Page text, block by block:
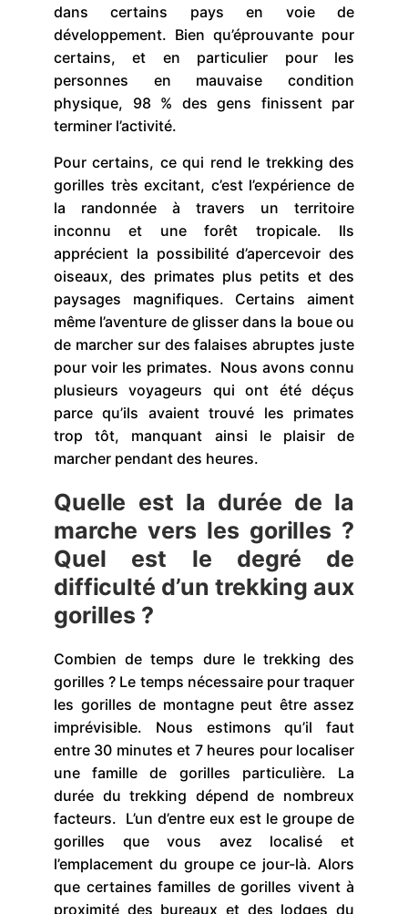
dans certains pays en voie de
développement. Bien qu’éprouvante pour
certains, et en particulier pour les
personnes en mauvaise condition
physique, 98 % des gens finissent par
terminer l’activité.
Pour certains, ce qui rend le trekking des
gorilles très excitant, c’est l’expérience de
la randonnée à travers un territoire
inconnu et une forêt tropicale. Ils
apprécient la possibilité d’apercevoir des
oiseaux, des primates plus petits et des
paysages magnifiques. Certains aiment
même l’aventure de glisser dans la boue ou
de marcher sur des falaises abruptes juste
pour voir les primates. Nous avons connu
plusieurs voyageurs qui ont été déçus
parce qu’ils avaient trouvé les primates
trop tôt, manquant ainsi le plaisir de
marcher pendant des heures.
Quelle est la durée de la
marche vers les gorilles ?
Quel est le degré de
difficulté d’un trekking aux
gorilles ?
Combien de temps dure le trekking des
gorilles ? Le temps nécessaire pour traquer
les gorilles de montagne peut être assez
imprévisible. Nous estimons qu’il faut
entre 30 minutes et 7 heures pour localiser
une famille de gorilles particulière. La
durée du trekking dépend de nombreux
facteurs. L’un d’entre eux est le groupe de
gorilles que vous avez localisé et
l’emplacement du groupe ce jour-là. Alors
que certaines familles de gorilles vivent à
proximité des bureaux et des lodges du